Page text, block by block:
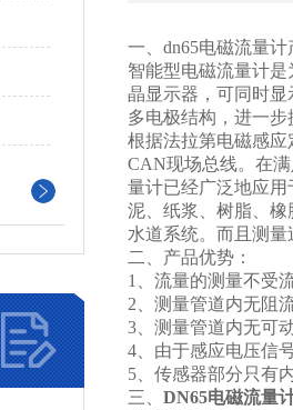
一、dn65电磁流量
智能型电磁流量计
晶显示器，可同时
多电极结构，进一
根据法拉第电磁感
CAN现场总线。在
量计已经广泛地应
泥、纸浆、树脂、
水道系统。而且测
二、产品优势：
1
、流量的测量不受
2 、测量管道内无阻
3 、测量管道内无可
4 、由于感应电压信
5 、传感器部分只有
三、 DN65电磁流量